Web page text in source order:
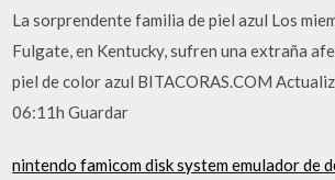
La sorprendente familia de piel azul Los
Fulgate, en Kentucky, sufren una extraña
piel de color azul BITACORAS.COM
06:11h Guardar
nintendo famicom disk system emulador de